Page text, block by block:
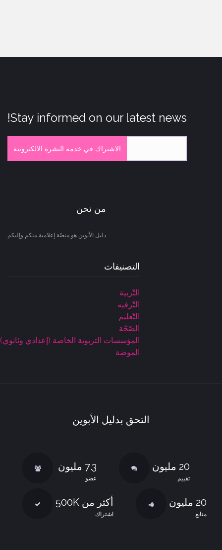
Stay informed on our latest news!
الاشتراك في خدمة النشرة الالكترونية
من نحن
دليل الأبوين هو منصّة إعلامية منكم وإليكم
التصنيفات
التّربية
التّرفيه
التّعليم
الصّحّة
المؤسسات التربوية الخاصة (إعدادي وثانوي)
الموضة
التحق بدليل الأبوين
7.3 مليون
عضو
20 مليون
تقييم
أكثر من 500K
اشتراك
20 مليون
متابع